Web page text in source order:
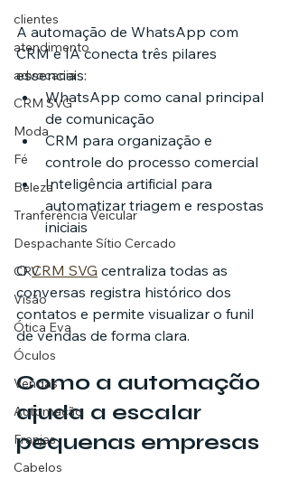
clientes
atendimento
advocacia
CRM SVG
Moda
Fé
Beleza
Tranferência Veicular
Despachante Sítio Cercado
CRV
Visão
Ótica Eva
Óculos
Vendas
Automação
Franjas
Cabelos
A automação de WhatsApp com
CRM e IA conecta três pilares
essenciais:
WhatsApp como canal principal
de comunicação
CRM para organização e
controle do processo comercial
Inteligência artificial para
automatizar triagem e respostas
iniciais
O CRM SVG centraliza todas as
conversas registra histórico dos
contatos e permite visualizar o funil
de vendas de forma clara.
Como a automação
ajuda a escalar
pequenas empresas